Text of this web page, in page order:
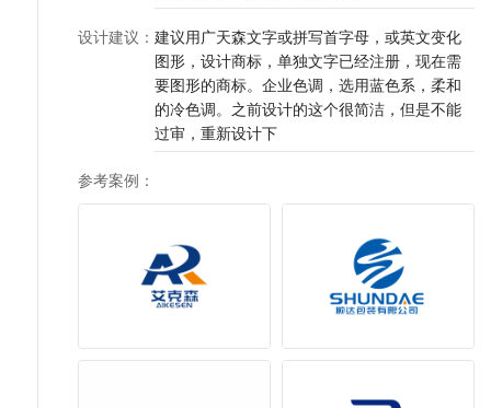
设计建议 ： 建议用广天森文字或拼写首字母，或英文变化
图形，设计商标，单独文字已经注册，现在需
要图形的商标。企业色调，选用蓝色系，柔和
的冷色调。之前设计的这个很简洁，但是不能
过审，重新设计下
参考案例 ：